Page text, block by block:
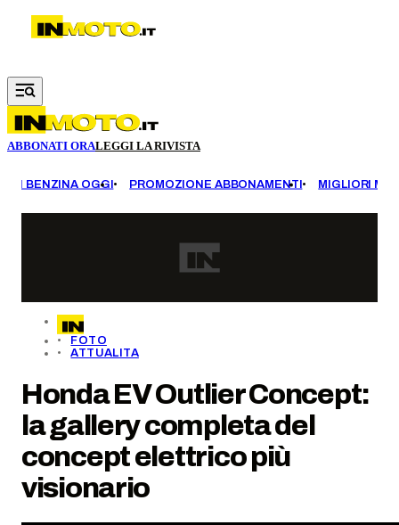
Vai al contenuto principale
ABBONATI ORALEGGI LA RIVISTA
BENZINA OGGI PROMOZIONE ABBONAMENTI MIGLIORI
FOTO
ATTUALITA
Honda EV Outlier Concept:
la gallery completa del
concept elettrico più
visionario